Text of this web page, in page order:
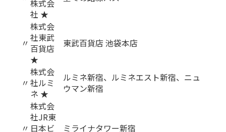
株式会
社 ★
〃
株式会
社東武
百貨店
★
東武百貨店 池袋本店
〃
株式会
社ルミ
ネ ★
ルミネ新宿、ルミネエスト新宿、ニュ
ウマン新宿
〃
株式会
社JR東
日本ビ
ミライナタワー新宿